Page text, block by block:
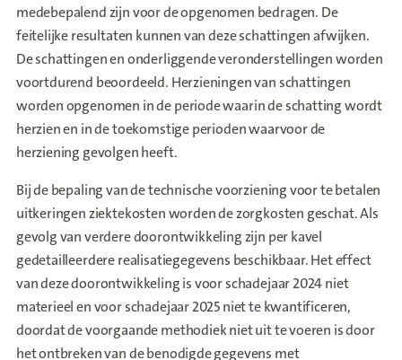
medebepalend zijn voor de opgenomen bedragen. De
feitelijke resultaten kunnen van deze schattingen afwijken.
De schattingen en onderliggende veronderstellingen worden
voortdurend beoordeeld. Herzieningen van schattingen
worden opgenomen in de periode waarin de schatting wordt
herzien en in de toekomstige perioden waarvoor de
herziening gevolgen heeft.
Bij de bepaling van de technische voorziening voor te betalen
uitkeringen ziektekosten worden de zorgkosten geschat. Als
gevolg van verdere doorontwikkeling zijn per kavel
gedetailleerdere realisatiegegevens beschikbaar. Het effect
van deze doorontwikkeling is voor schadejaar 2024 niet
materieel en voor schadejaar 2025 niet te kwantificeren,
doordat de voorgaande methodiek niet uit te voeren is door
het ontbreken van de benodigde gegevens met